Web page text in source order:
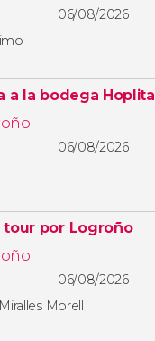
06/08/2026
a la bodega Hoplita
06/08/2026
tour por Logroño
06/08/2026
Morell